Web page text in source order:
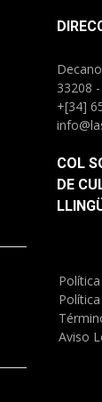
33208
+[34]
COL
DE
Aviso